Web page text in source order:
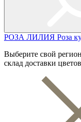
РОЗА ЛИЛИЯ Роза
Выберите свой
склад доставки цветов